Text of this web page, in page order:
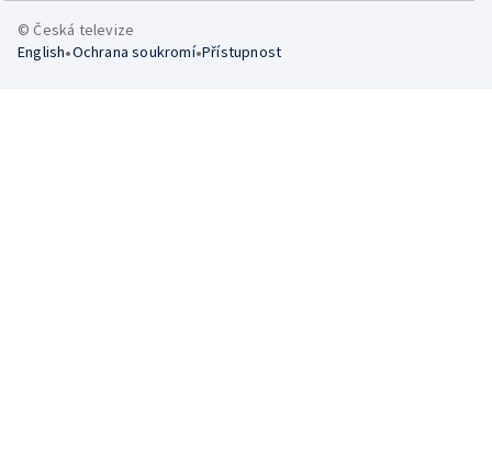
© Česká televize
English•Ochrana soukromí•Přístupnost